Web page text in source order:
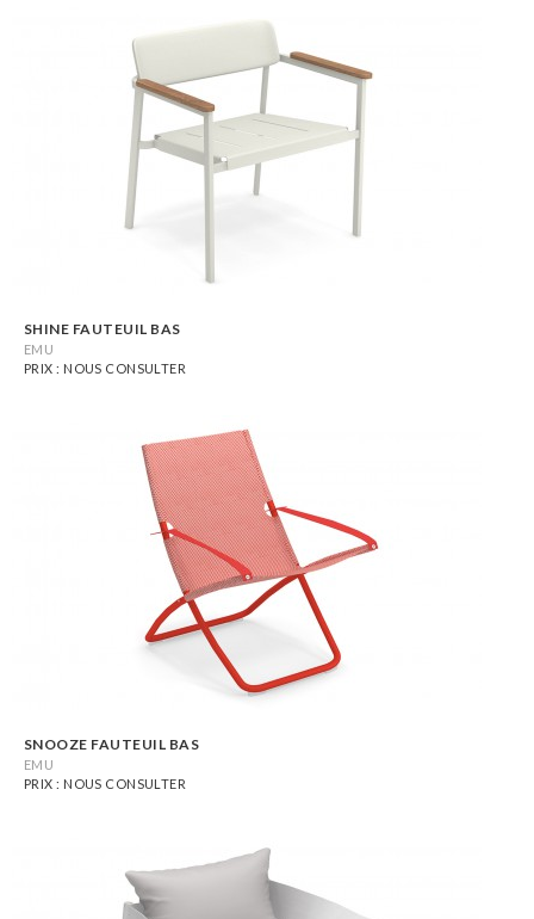
SHINE FAUTEUIL BAS
EMU
PRIX : NOUS CONSULTER
SNOOZE FAUTEUIL BAS
EMU
PRIX : NOUS CONSULTER